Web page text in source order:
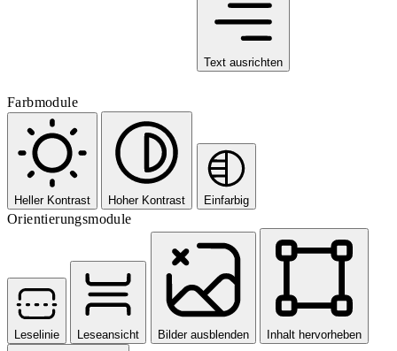
Text ausrichten
Farbmodule
Heller Kontrast Hoher Kontrast Einfarbig
Orientierungsmodule
Leselinie Leseansicht Bilder ausblenden Inhalt hervorheben